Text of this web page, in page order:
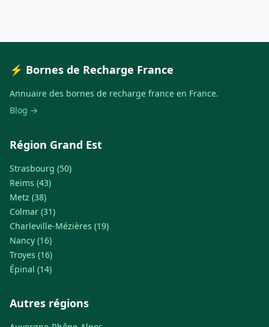
⚡ Bornes de Recharge France
Annuaire des bornes de recharge france en France.
Blog →
Région Grand Est
Strasbourg (50)
Reims (43)
Metz (38)
Colmar (31)
Charleville-Mézières (19)
Nancy (16)
Troyes (16)
Épinal (14)
Autres régions